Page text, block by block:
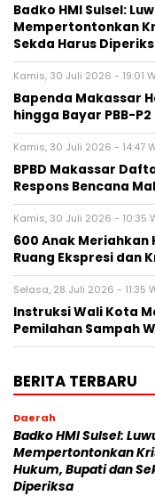
Badko HMI Sulsel:
Mempertontonkan
Sekda Harus
Kamis, 30 Juli 2026 - 19:01
Bapenda Makassar
hingga Bayar PBB-
Kamis, 30 Juli 2026 - 14:47
BPBD Makassar
Respons Bencana
Kamis, 30 Juli 2026 - 10:35
600 Anak Meriahkan
Ruang Ekspresi dan
Selasa, 28 Juli 2026 - 11:35
Instruksi Wali Kota
Pemilahan Sampah
BERITA TERBARU
Daerah
Badko HMI Sulsel:
Mempertontonkan
Hukum, Bupati dan
Diperiksa